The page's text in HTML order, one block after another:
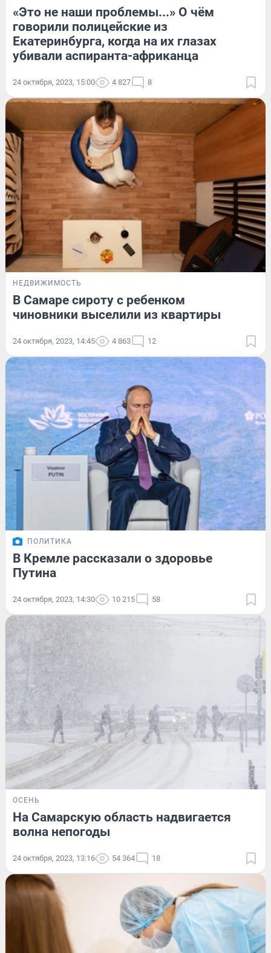
«Это не наши проблемы...» О чём
говорили полицейские из
Екатеринбурга, когда на их глазах
убивали аспиранта-африканца
24 октября, 2023, 15:00 4 827 8
НЕДВИЖИМОСТЬ
В Самаре сироту с ребенком
чиновники выселили из квартиры
24 октября, 2023, 14:45 4 863 12
ПОЛИТИКА
В Кремле рассказали о здоровье
Путина
24 октября, 2023, 14:30 10 215 58
ОСЕНЬ
На Самарскую область надвигается
волна непогоды
24 октября, 2023, 13:16 54 364 18